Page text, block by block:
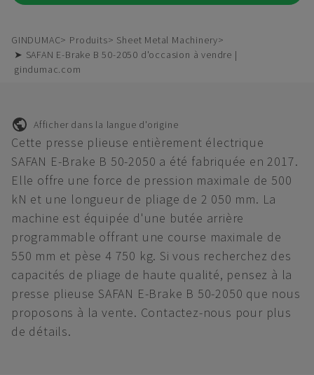
GINDUMAC Produits
Sheet Metal Machinery
➤ SAFAN E-Brake B 50-2050 d'occasion à vendre |
gindumac.com
Afficher dans la langue d'origine
Cette presse plieuse entièrement électrique
SAFAN E-Brake B 50-2050 a été fabriquée en 2017.
Elle offre une force de pression maximale de 500
kN et une longueur de pliage de 2 050 mm. La
machine est équipée d'une butée arrière
programmable offrant une course maximale de
550 mm et pèse 4 750 kg. Si vous recherchez des
capacités de pliage de haute qualité, pensez à la
presse plieuse SAFAN E-Brake B 50-2050 que nous
proposons à la vente. Contactez-nous pour plus
de détails.